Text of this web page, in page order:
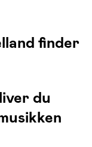
finder
du